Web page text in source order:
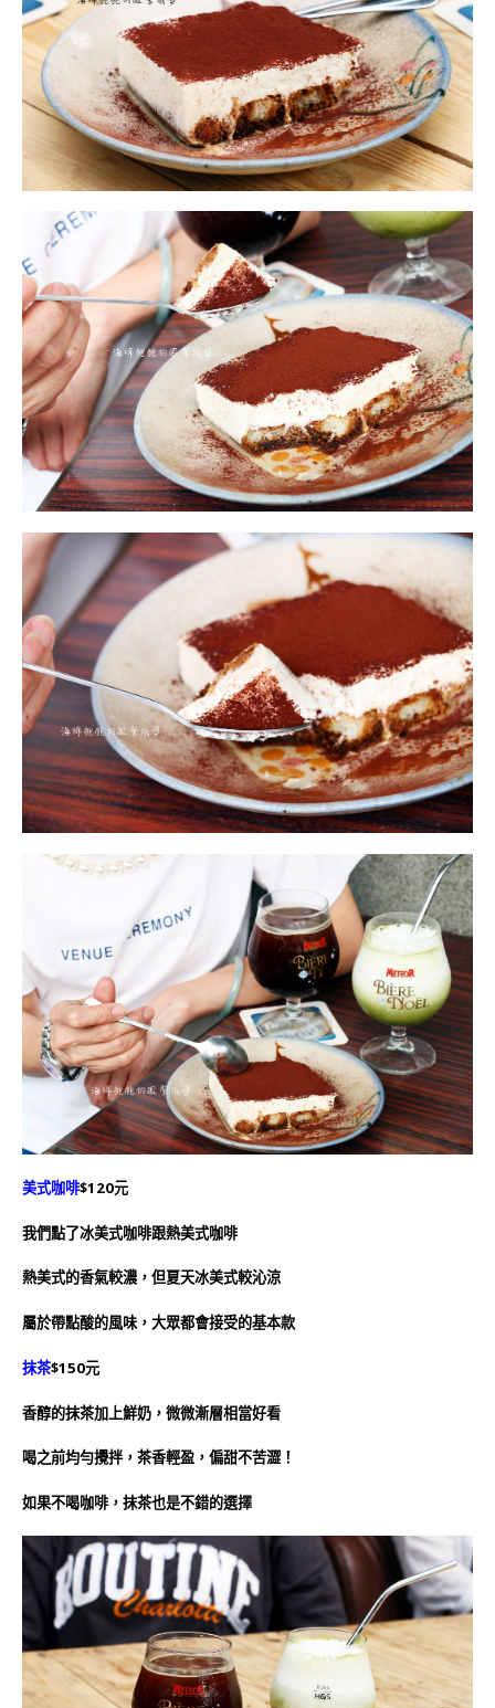
美式咖啡$120元
我們點了冰美式咖啡跟熱美式咖啡
熱美式的香氣較濃，但夏天冰美式較沁涼
屬於帶點酸的風味，大眾都會接受的基本款
抹茶$150元
香醇的抹茶加上鮮奶，微微漸層相當好看
喝之前均勻攪拌，茶香輕盈，偏甜不苦澀！
如果不喝咖啡，抹茶也是不錯的選擇